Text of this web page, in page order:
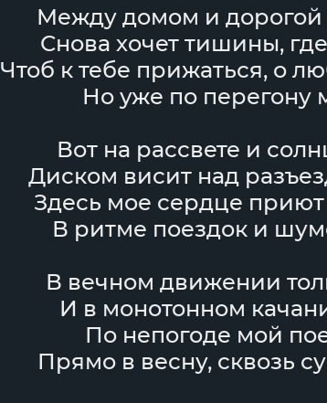
Между домом и
Снова хочет тишины,
Чтоб к тебе прижаться, о
Но уже по перегону
Вот на рассвете и
Диском висит над
Здесь мое сердце
В ритме поездок и
В вечном движении
И в монотонном
По непогоде мой
Прямо в весну, сквозь